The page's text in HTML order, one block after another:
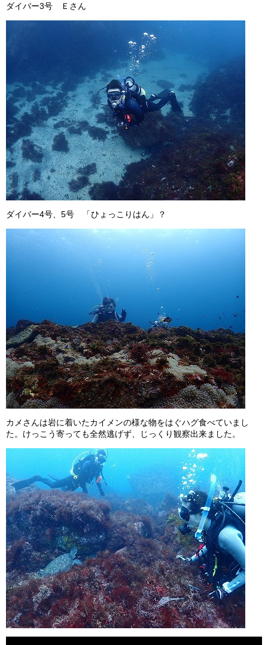
ダイバー3号 Ｅさん
ダイバー4号、5号 「ひょっこりはん」？
カメさんは岩に着いたカイメンの様な物をはぐハグ食べていまし
た。けっこう寄っても全然逃げず、じっくり観察出来ました。